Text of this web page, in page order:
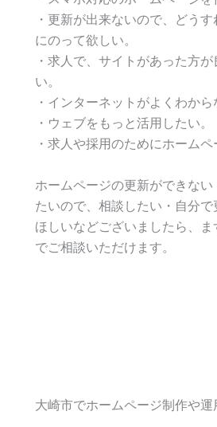
・更新が出来ないので、どう
にのって欲しい。
・求人で、サイトがあった方
い。
・インターネットがよくわから
・ウェブをもっと活用したい。
・求人や採用のためにホームペ
ホームページの更新ができな
たいので、相談したい・自分
ほしいなどございましたら、
でご相談いただけます。
大崎市でホームページ制作や